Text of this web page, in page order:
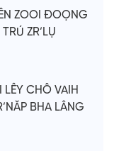
ZOOI ĐOỌNG
ZR’LỤ
CHÔ VAIH
BHA LÂNG